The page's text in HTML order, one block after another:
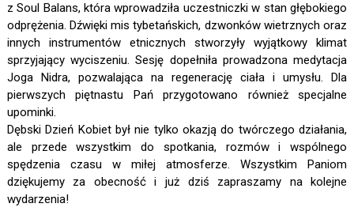
z Soul Balans, która wprowadziła uczestniczki w stan głębokiego
odprężenia. Dźwięki mis tybetańskich, dzwonków wietrznych oraz
innych instrumentów etnicznych stworzyły wyjątkowy klimat
sprzyjający wyciszeniu. Sesję dopełniła prowadzona medytacja
Joga Nidra, pozwalająca na regenerację ciała i umysłu. Dla
pierwszych piętnastu Pań przygotowano również specjalne
upominki.
Dębski Dzień Kobiet był nie tylko okazją do twórczego działania,
ale przede wszystkim do spotkania, rozmów i wspólnego
spędzenia czasu w miłej atmosferze. Wszystkim Paniom
dziękujemy za obecność i już dziś zapraszamy na kolejne
wydarzenia!